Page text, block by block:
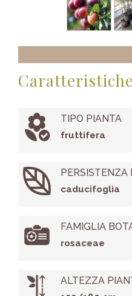
Caratteristiche
TIPO PIANTA
fruttifera
PERSISTENZA
caducifoglia
FAMIGLIA
rosaceae
ALTEZZA